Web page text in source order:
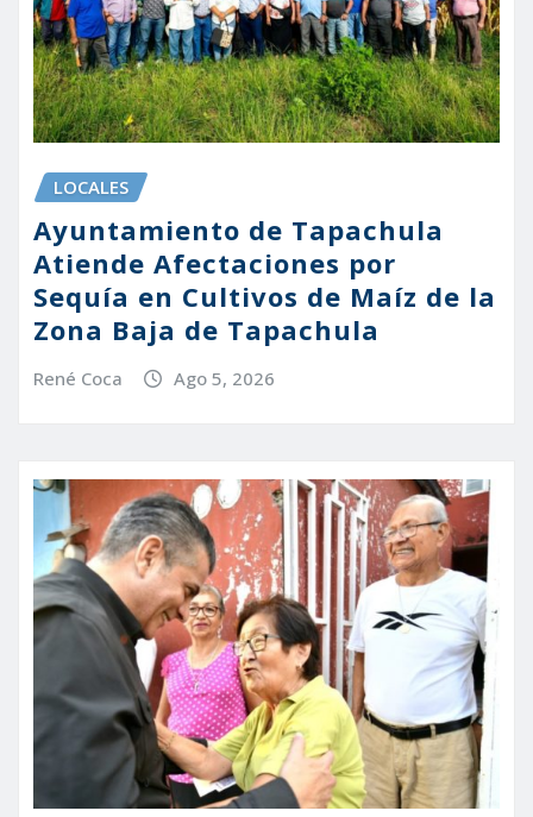
LOCALES
Ayuntamiento de Tapachula
Atiende Afectaciones por
Sequía en Cultivos de Maíz de la
Zona Baja de Tapachula
René Coca Ago 5, 2026